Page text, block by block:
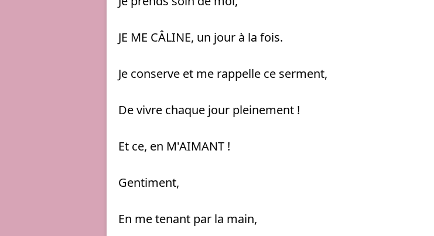
JE ME CÂLINE, un jour à la fois.
Je conserve et me rappelle ce serment,
De vivre chaque jour pleinement !
Et ce, en M'AIMANT !
Gentiment,
En me tenant par la main,